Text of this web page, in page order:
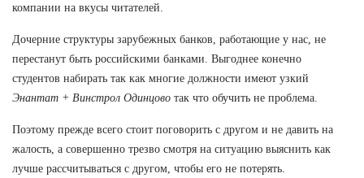
компании на вкусы читателей.
Дочерние структуры зарубежных банков, работающие у нас, не
перестанут быть российскими банками. Выгоднее конечно
студентов набирать так как многие должности имеют узкий
Энантат + Винстрол Одинцово так что обучить не проблема.
Поэтому прежде всего стоит поговорить с другом и не давить на
жалость, а совершенно трезво смотря на ситуацию выяснить как
лучше рассчитываться с другом, чтобы его не потерять.